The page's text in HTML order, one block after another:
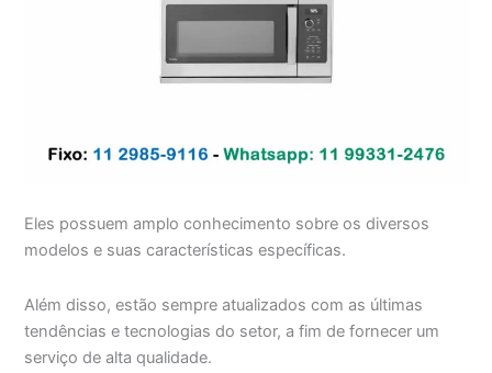
Eles possuem amplo conhecimento sobre os diversos
modelos e suas características específicas.
Além disso, estão sempre atualizados com as últimas
tendências e tecnologias do setor, a fim de fornecer um
serviço de alta qualidade.